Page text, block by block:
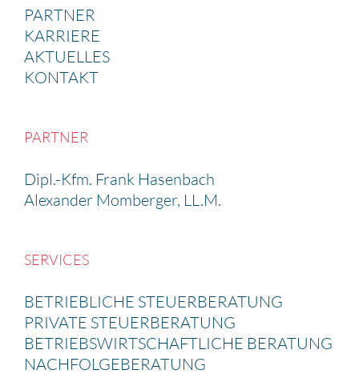
PARTNER
KARRIERE
AKTUELLES
KONTAKT
PARTNER
Dipl.-Kfm. Frank Hasen­bach
Alexander Momberger, LL.M.
SERVICES
BETRIEB­LICHE STEUER­BE­RA­TUNG
PRIVATE STEUER­BE­RA­TUNG
BETRIEBS­WIRT­SCHAFT­LICHE BERATUNG
NACHFOL­GE­BE­RA­TUNG